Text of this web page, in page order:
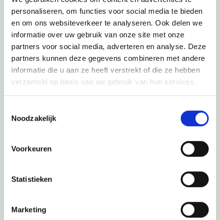
personaliseren, om functies voor social media te bieden
en om ons websiteverkeer te analyseren. Ook delen we
informatie over uw gebruik van onze site met onze
partners voor social media, adverteren en analyse. Deze
partners kunnen deze gegevens combineren met andere
informatie die u aan ze heeft verstrekt of die ze hebben
verzameld op basis van uw gebruik van hun services.
Noodzakelijk
Voorkeuren
Statistieken
Marketing
Bezorgadres